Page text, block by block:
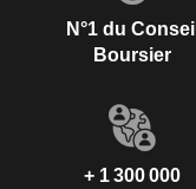
N°1 du Conseil
Boursier
+ 1 300 000